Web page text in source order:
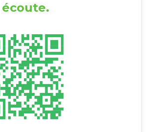
écoute.